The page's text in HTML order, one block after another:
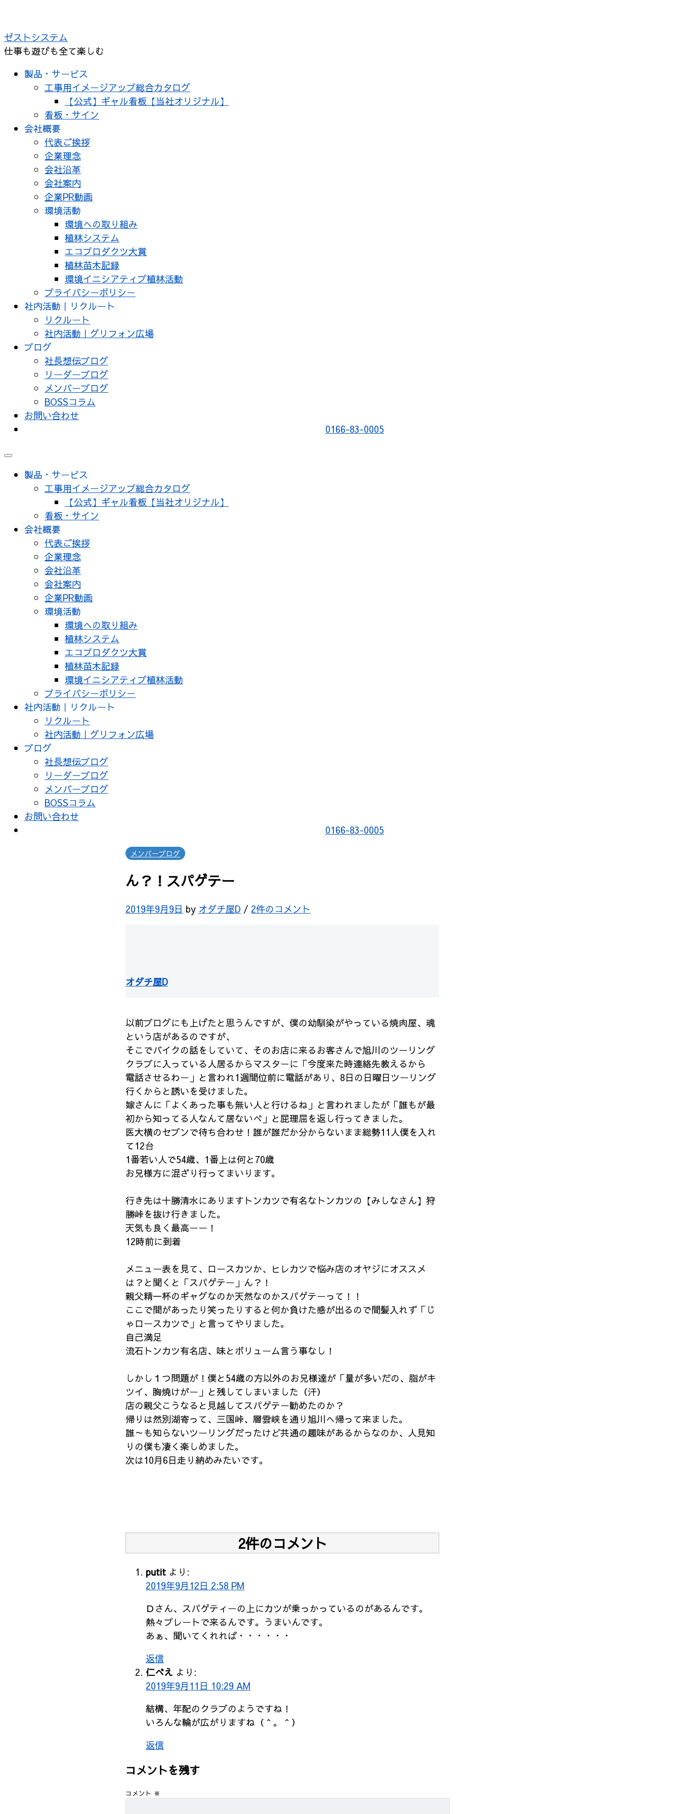
ゼストシステム
仕事も遊びも全て楽しむ
製品・サービス
工事用イメージアップ総合カタログ
【公式】ギャル看板【当社オリジナル】
看板・サイン
会社概要
代表ご挨拶
企業理念
会社沿革
会社案内
企業PR動画
環境活動
環境への取り組み
植林システム
エコプロダクツ大賞
植林苗木記録
環境イニシアティブ植林活動
プライバシーポリシー
社内活動｜リクルート
リクルート
社内活動｜グリフォン広場
ブログ
社長想伝ブログ
リーダーブログ
メンバーブログ
BOSSコラム
お問い合わせ
0166-83-0005
製品・サービス
工事用イメージアップ総合カタログ
【公式】ギャル看板【当社オリジナル】
看板・サイン
会社概要
代表ご挨拶
企業理念
会社沿革
会社案内
企業PR動画
環境活動
環境への取り組み
植林システム
エコプロダクツ大賞
植林苗木記録
環境イニシアティブ植林活動
プライバシーポリシー
社内活動｜リクルート
リクルート
社内活動｜グリフォン広場
ブログ
社長想伝ブログ
リーダーブログ
メンバーブログ
BOSSコラム
お問い合わせ
0166-83-0005
メンバーブログ
ん？！スパゲテー
2019年9月9日 by オダチ屋D / 2件のコメント
オダチ屋D
以前ブログにも上げたと思うんですが、僕の幼馴染がやっている焼肉屋、魂
という店があるのですが、
そこでバイクの話をしていて、そのお店に来るお客さんで旭川のツーリング
クラブに入っている人居るからマスターに「今度来た時連絡先教えるから
電話させるわー」と言われ1週間位前に電話があり、8日の日曜日ツーリング
行くからと誘いを受けました。
嫁さんに「よくあった事も無い人と行けるね」と言われましたが「誰もが最
初から知ってる人なんて居ないべ」と屁理屈を返し行ってきました。
医大横のセブンで待ち合わせ！誰が誰だか分からないまま総勢11人僕を入れ
て12台
1番若い人で54歳、1番上は何と70歳
お兄様方に混ざり行ってまいります。
行き先は十勝清水にありますトンカツで有名なトンカツの【みしなさん】狩
勝峠を抜け行きました。
天気も良く最高ーー！
12時前に到着
メニュー表を見て、ロースカツか、ヒレカツで悩み店のオヤジにオススメ
は？と聞くと「スパゲテー」ん？！
親父精一杯のギャグなのか天然なのかスパゲテーって！！
ここで間があったり笑ったりすると何か負けた感が出るので間髪入れず「じ
ゃロースカツで」と言ってやりました。
自己満足
流石トンカツ有名店、味とボリューム言う事なし！
しかし１つ問題が！僕と54歳の方以外のお兄様達が「量が多いだの、脂がキ
ツイ、胸焼けがー」と残してしまいました（汗）
店の親父こうなると見越してスパゲテー勧めたのか？
帰りは然別湖寄って、三国峠、層雲峡を通り旭川へ帰って来ました。
誰～も知らないツーリングだったけど共通の趣味があるからなのか、人見知
りの僕も凄く楽しめました。
次は10月6日走り納めみたいです。
2件のコメント
putit より:
2019年9月12日 2:58 PM
Ｄさん、スパゲティーの上にカツが乗っかっているのがあるんです。
熱々プレートで来るんです。うまいんです。
あぁ、聞いてくれれば・・・・・・
返信
仁べえ より:
2019年9月11日 10:29 AM
結構、年配のクラブのようですね！
いろんな輪が広がりますね（＾。＾）
返信
コメントを残す
コメント ※